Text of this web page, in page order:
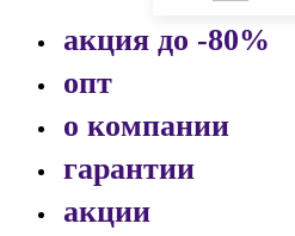
акция до -80%
опт
о компании
гарантии
акции